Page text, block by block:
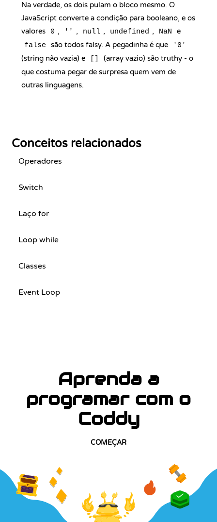
Na verdade, os dois pulam o bloco mesmo. O
JavaScript converte a condição para booleano, e os
valores
0 , '' , null , undefined , NaN e
false são todos falsy. A pegadinha é que '0'
(string não vazia) e
(array vazio) são truthy - o
que costuma pegar de surpresa quem vem de
outras linguagens.
Conceitos relacionados
Operadores
Switch
Laço for
Loop while
Classes
Event Loop
Aprenda a
programar com o
Coddy
COMEÇAR